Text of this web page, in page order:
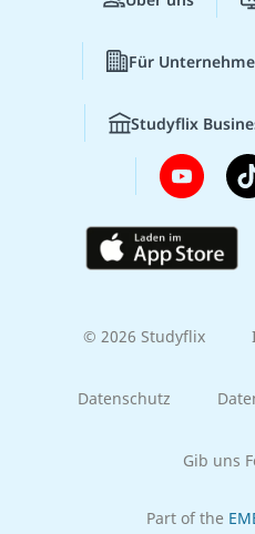
Für
Studyflix
© 2026 Studyflix
Datenschutz
Gib uns
Part of the